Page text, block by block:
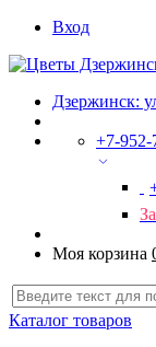
Вход
Дзержинск:
+7-952-
Моя корзина
Каталог товаров